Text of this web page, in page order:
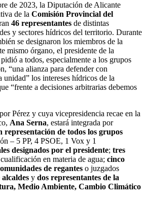
de 2023, la Diputación de Alicante
de la Comisión Provincial del
46 representantes de distintas
y sectores hídricos del territorio. Durante
se designaron los miembros de la
mismo órgano, el presidente de la
pidió a todos, especialmente a los grupos
“una alianza para defender con
unidad” los intereses hídricos de la
“frente a decisiones arbitrarias debemos
Pérez y cuya vicepresidencia recae en la
Ana Serna, estará integrada por
representación de todos los grupos
– 5 PP, 4 PSOE, 1 Vox y 1
designados por el presidente; tres
en materia de agua; cinco
de regantes o juzgados
alcaldes y dos representantes de la
Medio Ambiente, Cambio Climático